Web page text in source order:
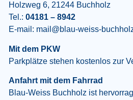
Holzweg 6, 21244 Buchholz
Tel.: 04181 – 8942
E-mail: mail@blau-weiss-
Mit dem PKW
Parkplätze stehen kostenlos zur
Anfahrt mit dem Fahrrad
Blau-Weiss Buchholz ist